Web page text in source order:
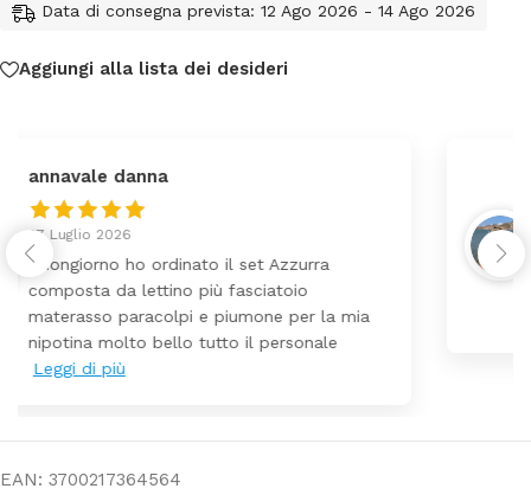
Data di consegna prevista: 12 Ago 2026 - 14 Ago 2026
Aggiungi alla lista dei desideri
federica
24 Luglio 2026
Tutti perfetto! Ho ordinato un lettino che é
arrivato ben imballato dopo pochi giorni.
Prezzo ottimi rispetto la concorrenza
EAN: 3700217364564